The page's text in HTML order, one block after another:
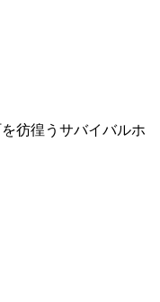
彷徨うサバイバルホ